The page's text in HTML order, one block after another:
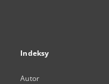
Indeksy
Autor